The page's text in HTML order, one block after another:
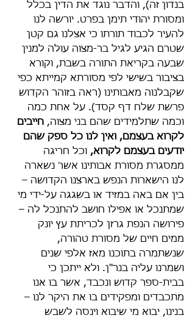
בנדון זה), והדבר נוגד את הדין בכלל
ומסורת יהודי תימן בפרט. יורשה לנו
להעיר לכבוד תורתו כי אצלנו גם קטן
שטרם הגיע לגיל בר-מצוה עולה למנין
שבעה בקריאת התורה בשבת, וקורא
בציבור בשישי לפי מסורתא קמייתא כפי
שקבלנוה מאבותינו (ראה בזוהר הקדוש
פרשת שלח דף קסד). על אחת כמה
וכמה שתלמידים שהם בני מצוה, חייבים
לקרוא בעצמם, ואין לנו כל ספק שהם
יודעים בעצמם לקרוא, וכל חריגה
ממסגרת מסורת אבותינו אשר נשארה
לנו הישארות הנפש בארצנו הקדושה –
בין אם באה במזיד או בשגגה על-ידי מי
שמתנכל או אפילו חושב להתנכל לה –
פירושה הנפת גרזן לכריתת עץ יונק
ממים חיים של מסורת טהורה,
שנשתמרה בתוכנו מאז אלפי שנים
ושמרנו עליה בנר"ן. ולא ייתכן כי
בבית-ספר קדוש ונכבד, אשר בו אנו
מתכבדים ומפקידים בו את היקר לנו –
בנינו, יבוא מי שיבוא וינסה לשבש